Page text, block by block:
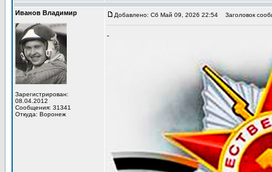
Иванов Владимир
Зарегистрирован:
08.04.2012
Сообщения: 31341
Откуда: Воронеж
Добавлено: Сб Май 09, 2026 22:54 Заголовок
-